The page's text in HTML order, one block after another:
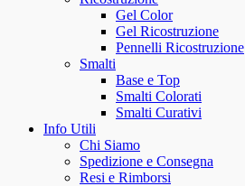
Gel Color
Gel Ricostruzione
Pennelli Ricostruzione
Smalti
Base e Top
Smalti Colorati
Smalti Curativi
Info Utili
Chi Siamo
Spedizione e Consegna
Resi e Rimborsi